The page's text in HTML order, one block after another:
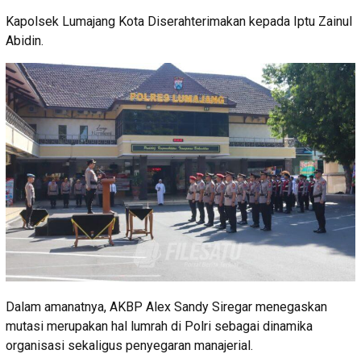
Kapolsek Lumajang Kota Diserahterimakan kepada Iptu Zainul
Abidin.
Dalam amanatnya, AKBP Alex Sandy Siregar menegaskan
mutasi merupakan hal lumrah di Polri sebagai dinamika
organisasi sekaligus penyegaran manajerial.